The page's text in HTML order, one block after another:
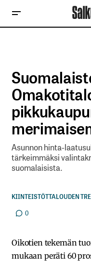
Asunnon hinta-
tärkeimmäksi
suomalaisista.
KIINTEISTÖTTALOUDEN
0
Oikotien tekemän
mukaan peräti 60